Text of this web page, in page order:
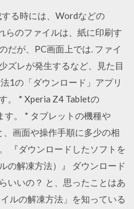
る時には、Wordなどの
らのファイルは、紙に印刷す
だが、PC画面上では. ファイ
ズレが発生するなど、見た目
1の「ダウンロード」アプリ
。 * Xperia Z4 Tabletの
す。 * タブレットの機種や
画面や操作手順に多少の相
『ダウンロードしたソフトを
の解凍方法）』 ダウンロード
いいの？ と、思ったことはあ
ルの解凍方法」を知っている